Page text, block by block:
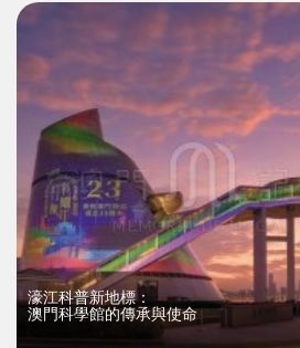
濠江科普新地標：
澳門科學館的傳承與使命